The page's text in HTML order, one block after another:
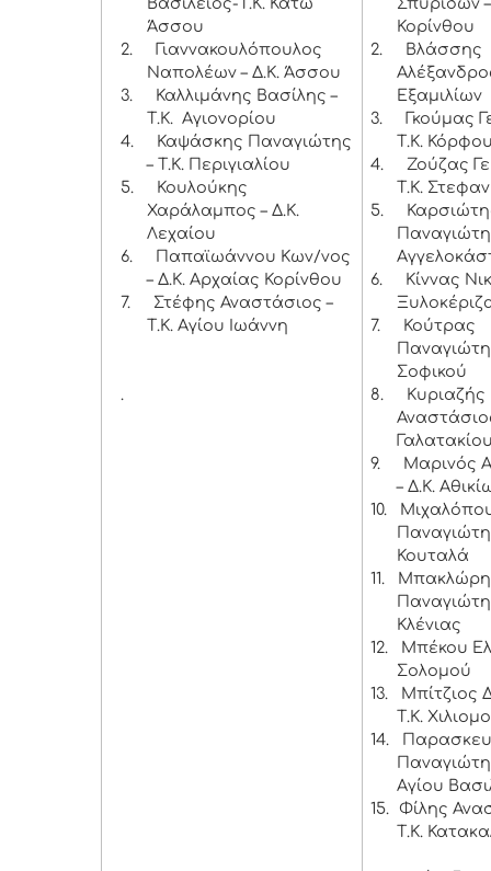
Βασίλειος-Τ.Κ. Κάτω
Άσσου
2.
Γιαννακουλόπουλος
Ναπολέων – Δ.Κ. Άσσου
3.
Καλλιμάνης Βασίλης –
Τ.Κ. Αγιονορίου
4.
Καψάσκης Παναγιώτης
– Τ.Κ. Περιγιαλίου
5.
Κουλούκης
Χαράλαμπος – Δ.Κ.
Λεχαίου
6.
Παπαϊωάννου Κων/νος
– Δ.Κ. Αρχαίας Κορίνθου
7.
Στέφης Αναστάσιος –
Τ.Κ. Αγίου Ιωάννη
.
Σπυρίδων
Κορίνθου
2.
Βλάσσης
Εξαμιλίων
3.
Γκούμας
Τ.Κ.
4.
Ζούζας
Τ.Κ.
5.
6.
Κίννας
7.
Κούτρας
Σοφικού
8.
Κυριαζής
9.
Μαρινός
– Δ.Κ.
10.
Κουταλά
11.
Κλένιας
12.
Μπέκου
Σολομού
13.
Μπίτζιος
Τ.Κ.
14.
Αγίου
15. Φίλης
Τ.Κ.